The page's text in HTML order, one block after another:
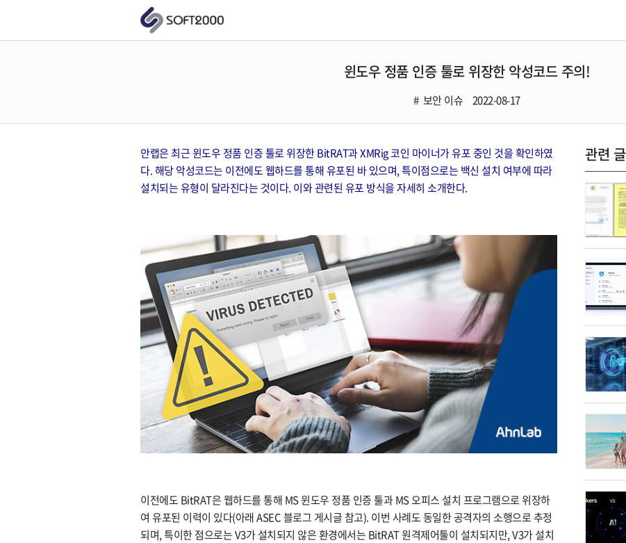
윈도우 정품 인증 툴로 위장한 악성코드 주의!
보안 이슈 2022-08-17
안랩은 최근 윈도우 정품 인증 툴로 위장한 BitRAT과 XMRig 코인 마이너가 유포 중인 것을 확인하였
다. 해당 악성코드는 이전에도 웹하드를 통해 유포된 바 있으며, 특이점으로는 백신 설치 여부에 따라
설치되는 유형이 달라진다는 것이다.​ ​이와 관련된 유포 방식을 자세히 소개한다.
이전에도 BitRAT은 웹하드를 통해 MS 윈도우 정품 인증 툴과 MS 오피스 설치 프로그램으로 위장하
여 유포된 이력이 있다(아래 ASEC 블로그 게시글 참고). 이번 사례도 동일한 공격자의 소행으로 추정
되며, 특이한 점으로는 V3가 설치되지 않은 환경에서는 BitRAT 원격제어툴이 설치되지만, V3가 설치
관련 글